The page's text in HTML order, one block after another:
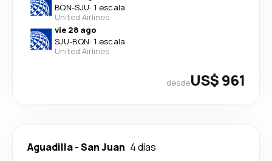
BQN-SJU· 1 escala
United Airlines
vie 28 ago
SJU-BQN· 1 escala
United Airlines
desdeUS$ 961
Aguadilla-San Juan 4 días